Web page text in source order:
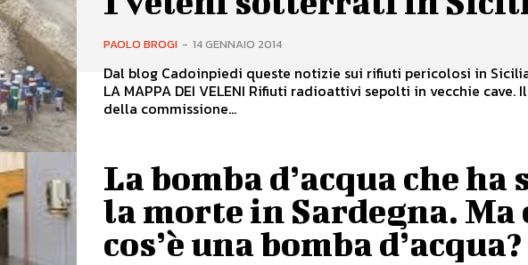
PAOLO BROGI - 14 GENNAIO 2014
Dal blog Cadoinpiedi queste notizie sui rifiuti pericolosi in Sicilia. Ecco:
LA MAPPA DEI VELENI Rifiuti radioattivi sepolti in vecchie cave.
della commissione...
La bomba d’acqua che ha
la morte in Sardegna. Ma
cos’è una bomba d’acqua?